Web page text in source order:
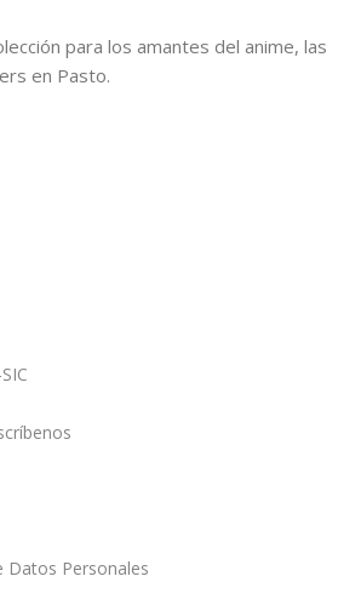
para los amantes del anime, las
en Pasto.
Datos Personales